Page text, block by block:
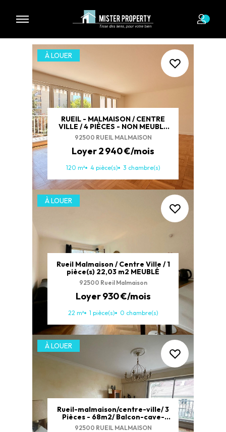
4 biens à louer
RUEIL - MALMAISON / CENTRE
VILLE / 4 PIÈCES - NON MEUBLÉ
-120M2 / BALCON / PARKING /
CAVE
92500 RUEIL MALMAISON
Loyer 2 940 €/mois
120 m² 4 pièce(s) 3 chambre(s)
À LOUER
Rueil Malmaison / Centre Ville / 1
pièce(s) 22,03 m2 MEUBLÉ
92500 Rueil Malmaison
Loyer 930 €/mois
22 m² 1 pièce(s) 0 chambre(s)
À LOUER
Rueil-malmaison/centre-ville/ 3
Pièces - 68m2/ Balcon-cave-
parking
92500 RUEIL MALMAISON
À LOUER